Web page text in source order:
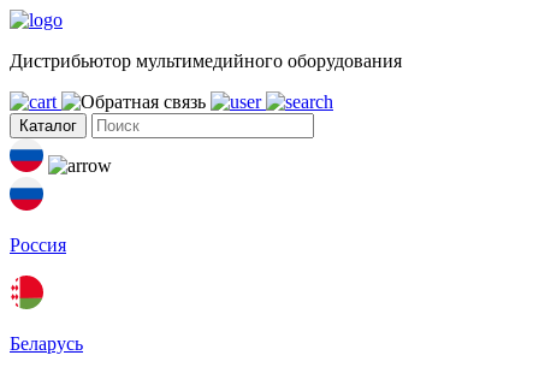
Дистрибьютор мультимедийного оборудования
Каталог
Россия
Беларусь